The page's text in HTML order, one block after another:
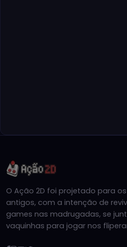
O Ação 2D foi projetado para
antigos, com a intenção de
games nas madrugadas, se
vaquinhas para jogar nos